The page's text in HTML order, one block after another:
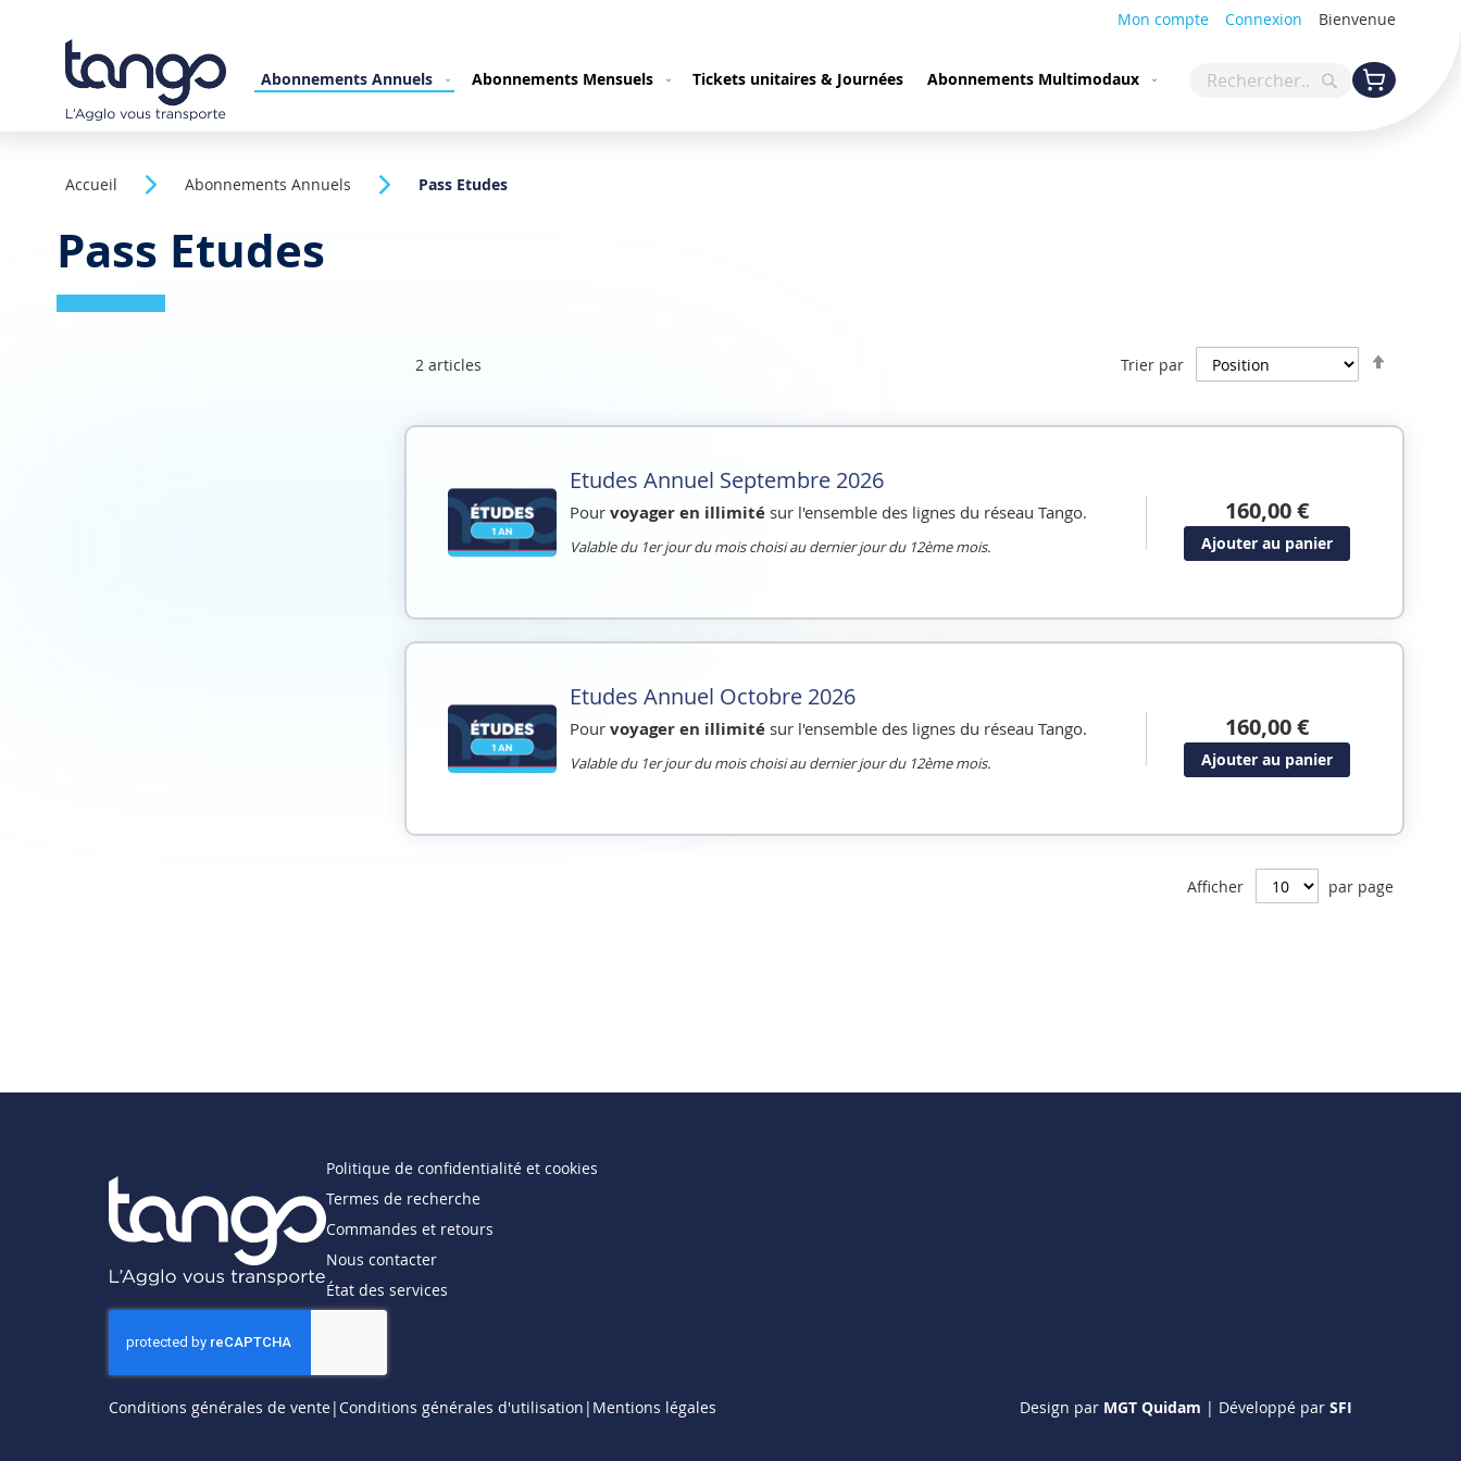
Mon compte Connexion Bienvenue
au
contenu
Abonnements Annuels
Abonnements Mensuels Tickets unitaires & Journées
Abonnements Multimodaux
Rechercher
Mon panier
Accueil Abonnements Annuels Pass Etudes
Pass Etudes
2 articles Trier par
Etudes Annuel Septembre 2026
Pour voyager en illimité sur l'ensemble des lignes du réseau Tango.
Valable du 1er jour du mois choisi au dernier jour du 12ème mois.
160,00 €
Ajouter au panier
Etudes Annuel Octobre 2026
Pour voyager en illimité sur l'ensemble des lignes du réseau Tango.
Valable du 1er jour du mois choisi au dernier jour du 12ème mois.
160,00 €
Ajouter au panier
Afficher par page
Politique de confidentialité et cookies
Termes de recherche
Commandes et retours
Nous contacter
État des services
Conditions générales de vente Conditions générales d'utilisation Mentions légales Design par MGT Quidam | Développé par SFI